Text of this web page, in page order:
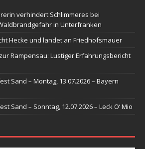
verhindert Schlimmeres bei
in Unterfranken
Hecke und landet an Friedhofsmauer
Rampensau: Lustiger Erfahrungsbericht
Sand – Montag, 13.07.2026 – Bayern
Sand – Sonntag, 12.07.2026 – Leck O‘ Mio